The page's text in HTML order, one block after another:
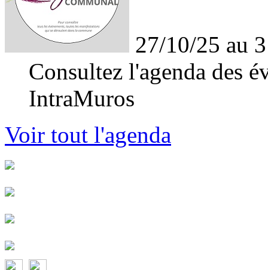
27/10/25 au
Consultez l'agenda des
IntraMuros
Voir tout l'agenda